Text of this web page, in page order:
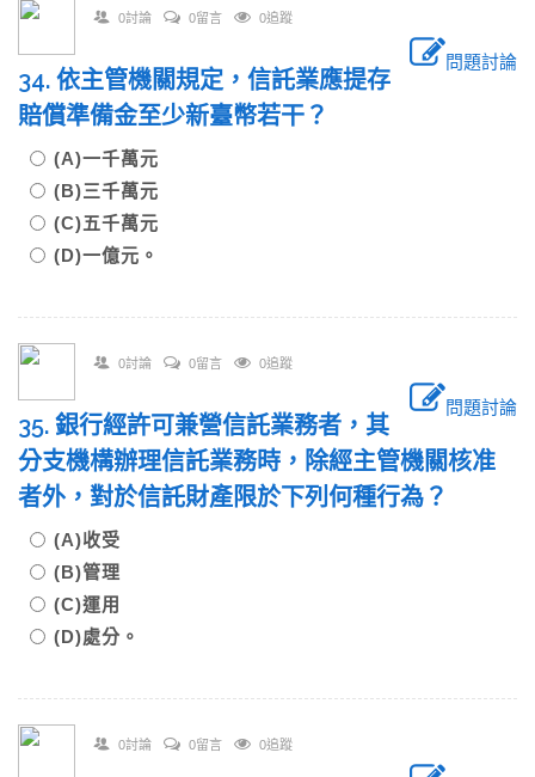
0討論 0留言 0追蹤
問題討論
34. 依主管機關規定，信託業應提存
賠償準備金至少新臺幣若干？
(A)一千萬元
(B)三千萬元
(C)五千萬元
(D)一億元。
0討論 0留言 0追蹤
問題討論
35. 銀行經許可兼營信託業務者，其
分支機構辦理信託業務時，除經主管機關核准
者外，對於信託財產限於下列何種行為？
(A)收受
(B)管理
(C)運用
(D)處分。
0討論 0留言 0追蹤